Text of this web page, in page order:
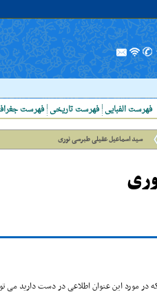
فهرست فهرست تاریخی فهرست الفبایی
سید اسماعیل عقیلی طبرسی نوری
مورد این عنوان اطلاعی در دست دارید می